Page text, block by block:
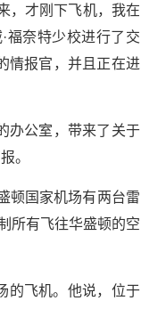
，才刚下飞机，我在
福奈特少校进行了交
情报官，并且正在进
办公室，带来了关于
。
顿国家机场有两台雷
所有飞往华盛顿的空
的飞机。他说，位于